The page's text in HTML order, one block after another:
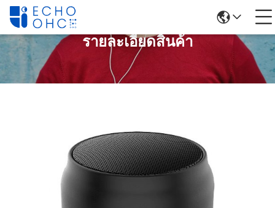
รายละเอียดสินค้า